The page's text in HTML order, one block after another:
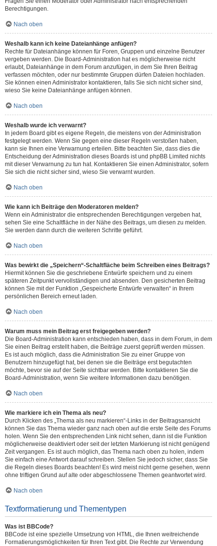
Berechtigungen.
Nach oben
Weshalb kann ich keine Dateianhänge anfügen?
Rechte für Dateianhänge können für Foren, Gruppen und einzelne Benutzer
vergeben werden. Die Board-Administration hat es möglicherweise nicht
erlaubt, Dateianhänge in dem Forum anzufügen, in dem Sie Ihren Beitrag
verfassen möchten, oder nur bestimmte Gruppen dürfen Dateien hochladen.
Sie können einen Administrator kontaktieren, falls Sie sich nicht sicher sind,
wieso Sie keine Dateianhänge anfügen können.
Nach oben
Weshalb wurde ich verwarnt?
In jedem Board gibt es eigene Regeln, die meistens von der Administration
festgelegt werden. Wenn Sie gegen eine dieser Regeln verstoßen haben,
kann sie Ihnen eine Verwarnung erteilen. Bitte beachten Sie, dass dies die
Entscheidung der Administration dieses Boards ist und phpBB Limited nichts
mit dieser Verwarnung zu tun hat. Kontaktieren Sie einen Administrator, sofern
Sie sich die nicht sicher sind, wieso Sie verwarnt wurden.
Nach oben
Wie kann ich Beiträge den Moderatoren melden?
Wenn ein Administrator die entsprechenden Berechtigungen vergeben hat,
sehen Sie eine Schaltfläche in der Nähe des Beitrags, um diesen zu melden.
Sie werden dann durch die weiteren Schritte geführt.
Nach oben
Was bewirkt die „Speichern“-Schaltfläche beim Schreiben eines Beitrags?
Hiermit können Sie die geschriebene Entwürfe speichern und zu einem
späteren Zeitpunkt vervollständigen und absenden. Den gesicherten Beitrag
können Sie mit der Funktion „Gespeicherte Entwürfe verwalten“ in Ihrem
persönlichen Bereich erneut laden.
Nach oben
Warum muss mein Beitrag erst freigegeben werden?
Die Board-Administration kann entschieden haben, dass in dem Forum, in dem
Sie einen Beitrag erstellt haben, die Beiträge zuerst geprüft werden müssen.
Es ist auch möglich, dass die Administration Sie zu einer Gruppe von
Benutzern hinzugefügt hat, bei denen sie die Beiträge erst begutachten
möchte, bevor sie auf der Seite sichtbar werden. Bitte kontaktieren Sie die
Board-Administration, wenn Sie weitere Informationen dazu benötigen.
Nach oben
Wie markiere ich ein Thema als neu?
Durch Klicken des „Thema als neu markieren“-Links in der Beitragsansicht
können Sie das Thema wieder ganz nach oben auf die erste Seite des Forums
holen. Wenn Sie den entsprechenden Link nicht sehen, dann ist die Funktion
möglicherweise deaktiviert oder seit der letzten Markierung ist nicht genügend
Zeit vergangen. Es ist auch möglich, das Thema nach oben zu holen, indem
Sie einfach eine Antwort darauf schreiben. Stellen Sie jedoch sicher, dass Sie
die Regeln dieses Boards beachten! Es wird meist nicht gerne gesehen, wenn
ohne triftigen Grund auf alte oder abgeschlossene Themen geantwortet wird.
Nach oben
Textformatierung und Thementypen
Was ist BBCode?
BBCode ist eine spezielle Umsetzung von HTML, die Ihnen weitreichende
Formatierungsmöglichkeiten für Ihren Text gibt. Die Rechte zur Verwendung